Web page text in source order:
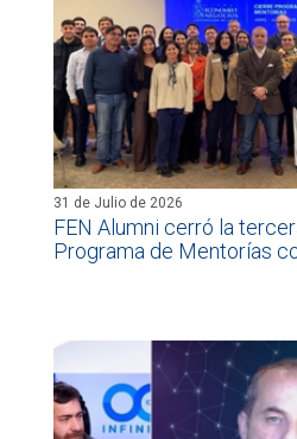
31 de Julio de 2026
FEN Alumni cerró la
Programa de Mentorías